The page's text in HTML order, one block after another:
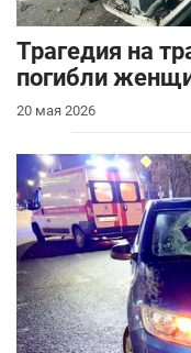
Трагедия на
погибли
20 мая 2026